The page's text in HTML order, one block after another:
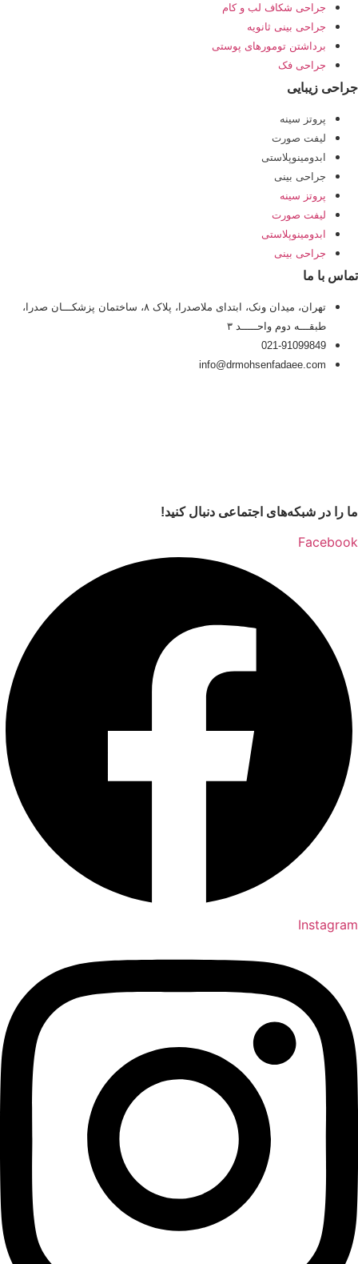
جراحی شکاف لب و کام
جراحی بینی ثانویه
برداشتن تومورهای پوستی
جراحی فک
جراحی زیبایی
پروتز سینه
لیفت صورت
ابدومینوپلاستی
جراحی بینی
پروتز سینه
لیفت صورت
ابدومینوپلاستی
جراحی بینی
تماس با ما
تهران، میدان ونک، ابتدای ملاصدرا، پلاک ۸، ساختمان پزشکـــان صدرا،
طبقـــه دوم واحـــــد ۳
021-91099849
info@drmohsenfadaee.com
ما را در شبکه‌های اجتماعی دنبال کنید!
Facebook
Instagram